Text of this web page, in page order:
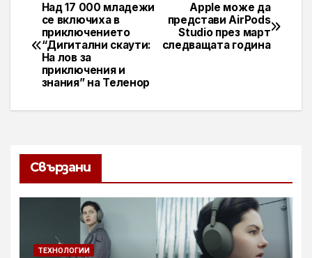
Навигация
Apple може да
представи AirPods
Studio през март
следващата година
Над 17 000 младежи
се включиха в
приключението
“Дигитални скаути:
На лов за
приключения и
знания” на Теленор
Свързани
ТЕХНОЛОГИИ